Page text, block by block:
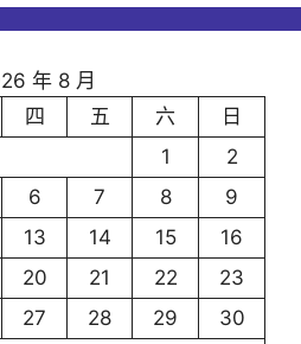
年 8 月
四 五 六
日
1
2
6 7 8
9
13 14 15
16
20 21 22
23
27 28 29
30